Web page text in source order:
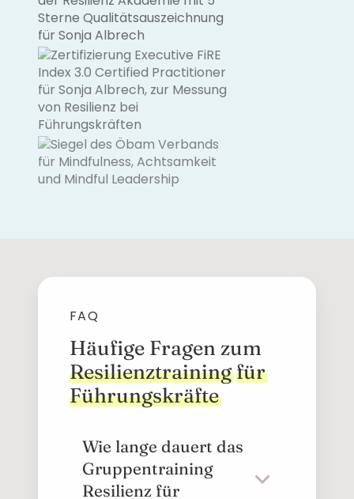
FAQ
Häufige Fragen zum
Resilienztrainingfür
Führungskräfte
Wie lange dauert das
Gruppentraining
Resilienz für